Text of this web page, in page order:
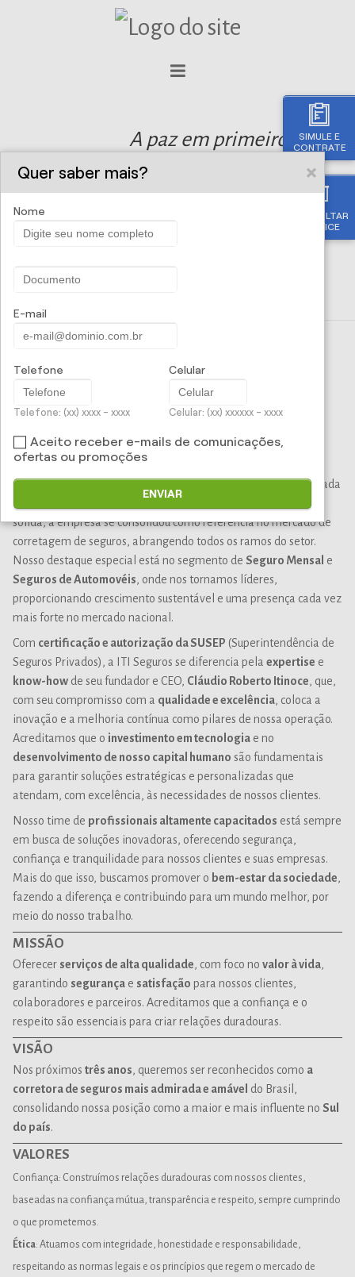
SIMULE E
CONTRATE
CONSULTAR
APÓLICE
A paz em primeiro lugar!
QUEM SOMOS
Fundada em 1993, aITI Segurosestá estrategicamente localizada
na vibrante cidade de Curitiba, no Paraná. Com uma trajetória
sólida, a empresa se consolidou como referência no mercado de
corretagem de seguros, abrangendo todos os ramos do setor.
Nosso destaque especial está no segmento de Seguro Mensal e
Seguros de Automovéis, onde nos tornamos líderes,
proporcionando crescimento sustentável e uma presença cada vez
mais forte no mercado nacional.
Com certificação e autorização da SUSEP (Superintendência de
Seguros Privados), a ITI Seguros se diferencia pelaexpertise e
know-how de seu fundador e CEO, Cláudio Roberto Itinoce, que,
com seu compromisso com a qualidade e excelência, coloca a
inovação e a melhoria contínua como pilares de nossa operação.
Acreditamos que o investimento em tecnologia e no
desenvolvimento de nosso capital humano são fundamentais
para garantir soluções estratégicas e personalizadas que
atendam, com excelência, às necessidades de nossos clientes.
Nosso time de profissionais altamente capacitados está sempre
em busca de soluções inovadoras, oferecendo segurança,
confiança e tranquilidade para nossos clientes e suas empresas.
Mais do que isso, buscamos promover o bem-estar da sociedade,
fazendo a diferença e contribuindo para um mundo melhor, por
meio do nosso trabalho.
MISSÃO
Oferecer serviços de alta qualidade, com foco novalor à vida,
garantindo segurança e satisfação para nossos clientes,
colaboradores e parceiros. Acreditamos que a confiança e o
respeito são essenciais para criar relações duradouras.
VISÃO
Nos próximostrês anos, queremos ser reconhecidos como a
corretora de seguros mais admirada e amável do Brasil,
consolidando nossa posição como a maior e mais influente no Sul
do país.
VALORES
Confiança: Construímos relações duradouras com nossos clientes,
baseadas na confiança mútua, transparência e respeito, sempre cumprindo
o que prometemos.
Ética: Atuamos com integridade, honestidade e responsabilidade,
respeitando as normas legais e os princípios que regem o mercado de
Quer saber mais?
Nome
E-mail
Telefone
Telefone: (xx) xxxx - xxxx
Celular
Celular: (xx) xxxxxx - xxxx
Aceito receber e-mails de comunicações,
ofertas ou promoções
ENVIAR